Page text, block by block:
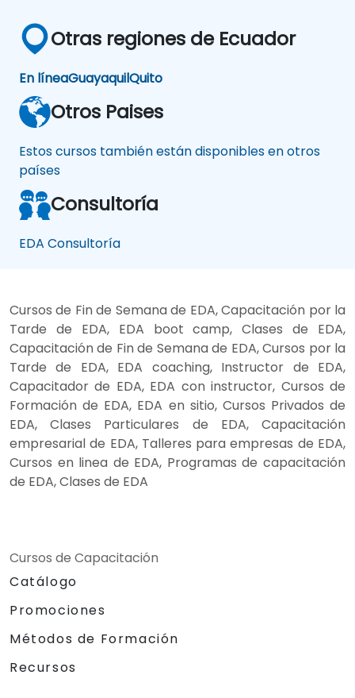
Otras regiones de Ecuador
En líneaGuayaquilQuito
Otros Paises
Estos cursos también están disponibles en otros
países
Consultoría
EDA Consultoría
Cursos de Fin de Semana de EDA, Capacitación por la
Tarde de EDA, EDA boot camp, Clases de EDA,
Capacitación de Fin de Semana de EDA, Cursos por la
Tarde de EDA, EDA coaching, Instructor de EDA,
Capacitador de EDA, EDA con instructor, Cursos de
Formación de EDA, EDA en sitio, Cursos Privados de
EDA, Clases Particulares de EDA, Capacitación
empresarial de EDA, Talleres para empresas de EDA,
Cursos en linea de EDA, Programas de capacitación
de EDA, Clases de EDA
Cursos de Capacitación
Catálogo
Promociones
Métodos de Formación
Recursos